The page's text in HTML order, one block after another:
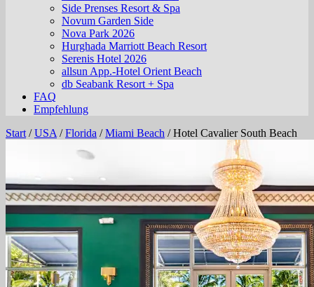
Side Prenses Resort & Spa
Novum Garden Side
Nova Park 2026
Hurghada Marriott Beach Resort
Serenis Hotel 2026
allsun App.-Hotel Orient Beach
db Seabank Resort + Spa
FAQ
Empfehlung
Start /USA /Florida /Miami Beach /Hotel Cavalier South Beach